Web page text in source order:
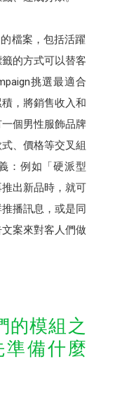
檔案，包括活躍
的方式可以替客
挑選最適合
，將銷售收入和
個男性服飾品牌
、價格等交叉組
：例如「硬派型
出新品時，就可
播訊息，或是同
案來對客人們做
的模組之
備什麼